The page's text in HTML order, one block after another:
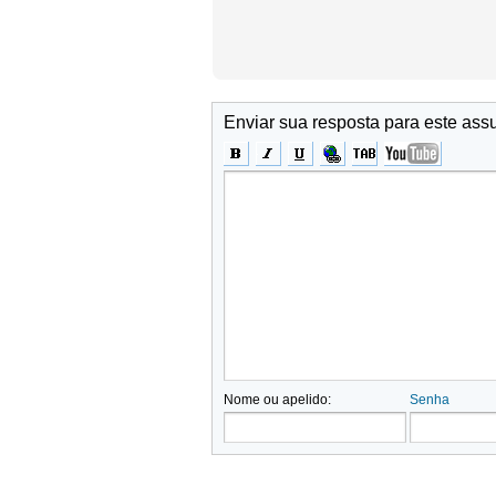
Enviar sua resposta para este
Nome ou apelido: Senha